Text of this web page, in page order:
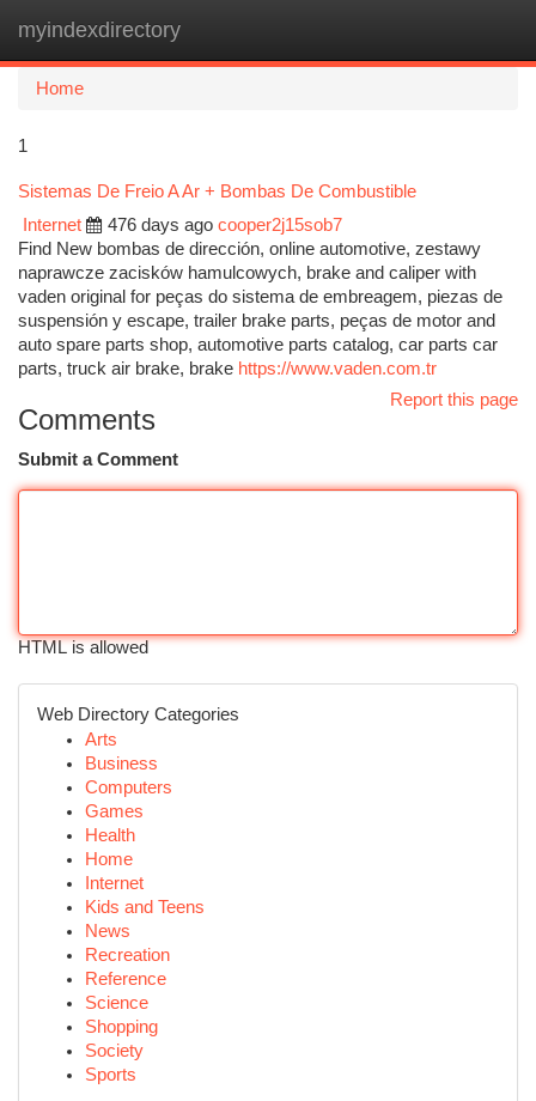
myindexdirectory
Home
1
Sistemas De Freio A Ar + Bombas De Combustible
Internet
476 days ago cooper2j15sob7
Find New bombas de dirección, online automotive, zestawy
naprawcze zacisków hamulcowych, brake and caliper with
vaden original for peças do sistema de embreagem, piezas de
suspensión y escape, trailer brake parts, peças de motor and
auto spare parts shop, automotive parts catalog, car parts car
parts, truck air brake, brake https://www.vaden.com.tr
Report this page
Comments
Submit a Comment
HTML is allowed
Web Directory Categories
Arts
Business
Computers
Games
Health
Home
Internet
Kids and Teens
News
Recreation
Reference
Science
Shopping
Society
Sports